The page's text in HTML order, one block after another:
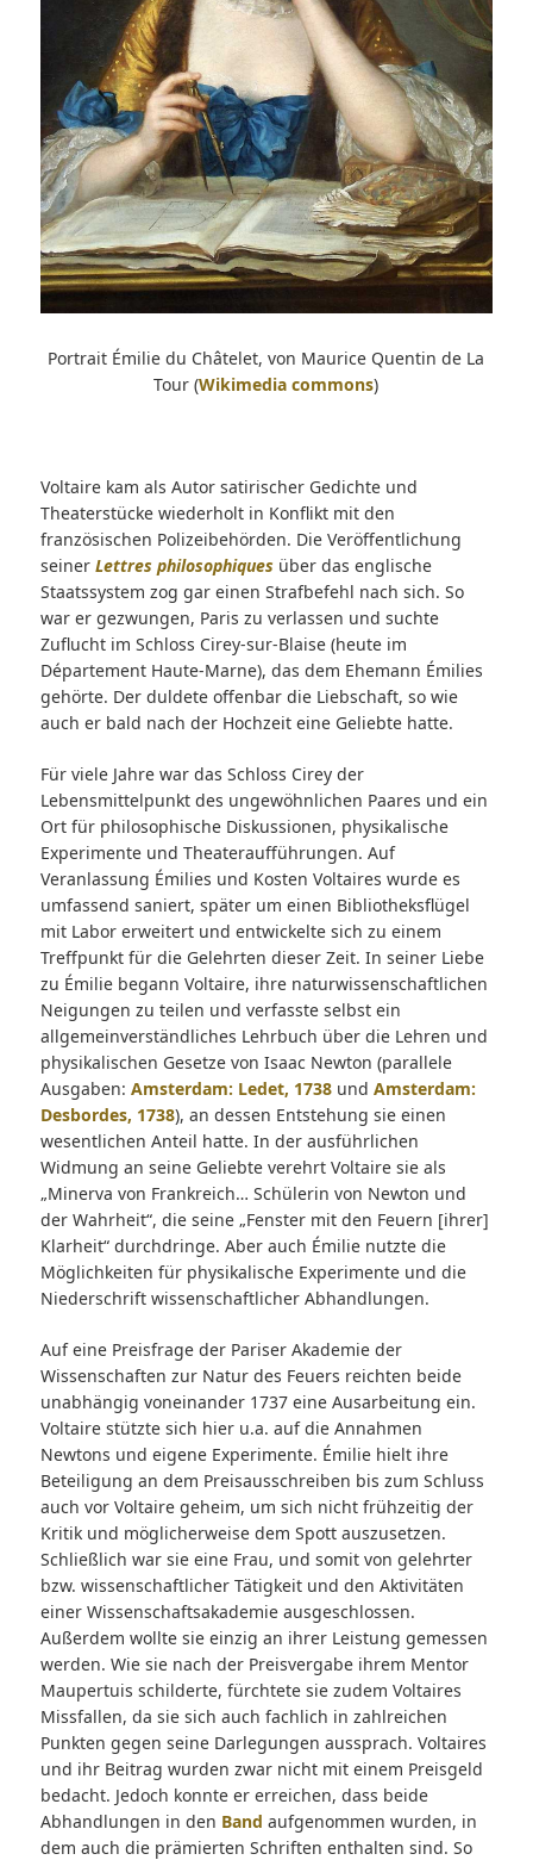
Portrait Émilie du Châtelet, von Maurice Quentin de La
Tour (Wikimedia commons)
Voltaire kam als Autor satirischer Gedichte und
Theaterstücke wiederholt in Konflikt mit den
französischen Polizeibehörden. Die Veröffentlichung
seiner Lettres philosophiquesüber das englische
Staatssystem zog gar einen Strafbefehl nach sich. So
war er gezwungen, Paris zu verlassen und suchte
Zuflucht im Schloss Cirey-sur-Blaise (heute im
Département Haute-Marne), das dem Ehemann Émilies
gehörte. Der duldete offenbar die Liebschaft, so wie
auch er bald nach der Hochzeit eine Geliebte hatte.
Für viele Jahre war das Schloss Cirey der
Lebensmittelpunkt des ungewöhnlichen Paares und ein
Ort für philosophische Diskussionen, physikalische
Experimente und Theateraufführungen. Auf
Veranlassung Émilies und Kosten Voltaires wurde es
umfassend saniert, später um einen Bibliotheksflügel
mit Labor erweitert und entwickelte sich zu einem
Treffpunkt für die Gelehrten dieser Zeit. In seiner Liebe
zu Émilie begann Voltaire, ihre naturwissenschaftlichen
Neigungen zu teilen und verfasste selbst ein
allgemeinverständliches Lehrbuch über die Lehren und
physikalischen Gesetze von Isaac Newton (parallele
Ausgaben: Amsterdam: Ledet, 1738und Amsterdam:
Desbordes, 1738), an dessen Entstehung sie einen
wesentlichen Anteil hatte. In der ausführlichen
Widmung an seine Geliebte verehrt Voltaire sie als
„Minerva von Frankreich… Schülerin von Newton und
der Wahrheit“, die seine „Fenster mit den Feuern [ihrer]
Klarheit“ durchdringe. Aber auch Émilie nutzte die
Möglichkeiten für physikalische Experimente und die
Niederschrift wissenschaftlicher Abhandlungen.
Auf eine Preisfrage der Pariser Akademie der
Wissenschaften zur Natur des Feuers reichten beide
unabhängig voneinander 1737 eine Ausarbeitung ein.
Voltaire stützte sich hier u.a. auf die Annahmen
Newtons und eigene Experimente. Émilie hielt ihre
Beteiligung an dem Preisausschreiben bis zum Schluss
auch vor Voltaire geheim, um sich nicht frühzeitig der
Kritik und möglicherweise dem Spott auszusetzen.
Schließlich war sie eine Frau, und somit von gelehrter
bzw. wissenschaftlicher Tätigkeit und den Aktivitäten
einer Wissenschaftsakademie ausgeschlossen.
Außerdem wollte sie einzig an ihrer Leistung gemessen
werden. Wie sie nach der Preisvergabe ihrem Mentor
Maupertuis schilderte, fürchtete sie zudem Voltaires
Missfallen, da sie sich auch fachlich in zahlreichen
Punkten gegen seine Darlegungen aussprach. Voltaires
und ihr Beitrag wurden zwar nicht mit einem Preisgeld
bedacht. Jedoch konnte er erreichen, dass beide
Abhandlungen in den Band aufgenommen wurden, in
dem auch die prämierten Schriften enthalten sind. So